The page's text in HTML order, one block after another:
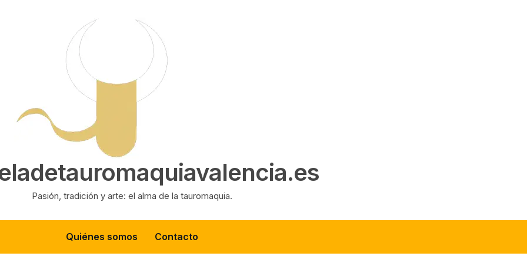
Pasión, tradición y arte: el alma de la tauromaquia.
Quiénes somos Contacto